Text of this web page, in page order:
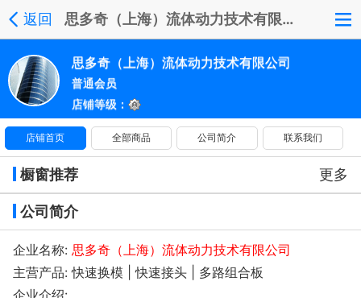
返回 思多奇（上海）流体动力技术有限公司
思多奇（上海）流体动力技术有限公司
普通会员
店铺等级：
店铺首页 全部商品 公司简介 联系我们
橱窗推荐 更多
公司简介
企业名称: 思多奇（上海）流体动力技术有限公司
主营产品: 快速换模 | 快速接头 | 多路组合板
企业介绍: